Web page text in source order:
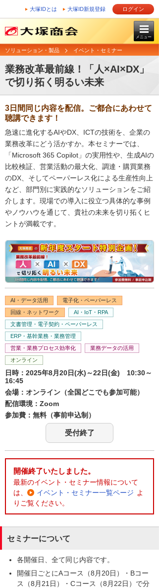
大塚IDとは 大塚ID新規登録 ログイン
メニュー
ソリューション・製品 イベント・セミナー
業務改革最前線！「人×AI×DX」
で切り拓く明るい未来
3日間同じ内容を配信。ご都合にあわせて
聴講できます！
急速に進化するAIやDX、ICTの技術を、企業の
業務改革にどう活かすか。本セミナーでは、
「Microsoft 365 Copilot」の実用性や、生成AIの
比較検証、営業活動の最大化、調達・購買業務
のDX、そしてペーパーレス化による生産性向上
など、部門別に実践的なソリューションをご紹
介します。現場での導入に役立つ具体的な事例
やノウハウを通じて、貴社の未来を切り拓くヒ
ントが満載です。
AI・データ活用
電子化・ペーパーレス
回線・ネットワーク
AI・IoT・RPA
文書管理・電子契約・ペーパーレス
ERP・基幹業務・業務管理
営業・業務プロセス効率化
業務データの活用
オンライン
日時：2025年8月20日(水)～22日(金) 10:30～
16:45
会場：オンライン（全国どこでも参加可能）
配信環境：Zoom
参加費：無料（事前申込制）
受付終了
開催終了いたしました。
最新のイベント・セミナー情報について
は、
イベント・セミナー一覧ページ よ
りご覧ください。
セミナーについて
各開催日、全て同じ内容です。
開催日ごとにAコース（8月20日）・Bコー
ス（8月21日）・Cコース（8月22日）で分